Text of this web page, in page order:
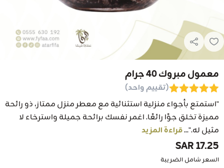
معمول مبروك 40 جرام
(تقييم واحد)
"استمتع بأجواء منزلية استثنائية مع معطر منزل ممتاز، ذو رائحة
مميزة تخلق جوًا رائعًا. اغمر نفسك برائحة جميلة واسترخاء لا
مثيل له."...قراءة المزيد
17.25 SAR
السعر شامل الضريبة